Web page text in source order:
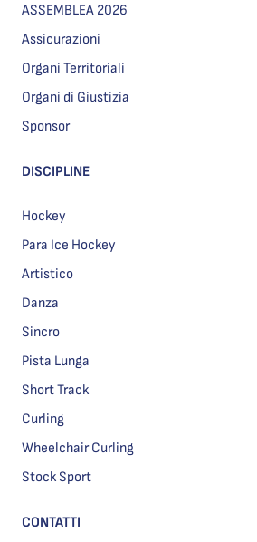
ASSEMBLEA 2026
Assicurazioni
Organi Territoriali
Organi di Giustizia
Sponsor
DISCIPLINE
Hockey
Para Ice Hockey
Artistico
Danza
Sincro
Pista Lunga
Short Track
Curling
Wheelchair Curling
Stock Sport
CONTATTI